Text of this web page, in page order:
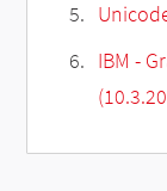
IBM -